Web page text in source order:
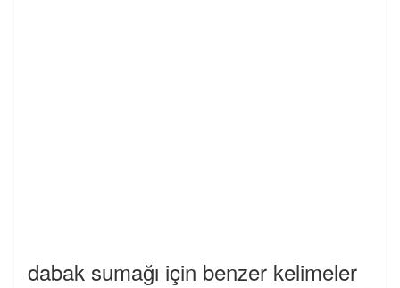
dabak sumağı için benzer kelimeler